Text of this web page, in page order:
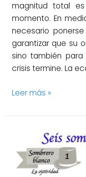
magnitud total
momento. En
necesario
garantizar que su
sino también
crisis termine. La
Leer más »
toma
de
decisiones